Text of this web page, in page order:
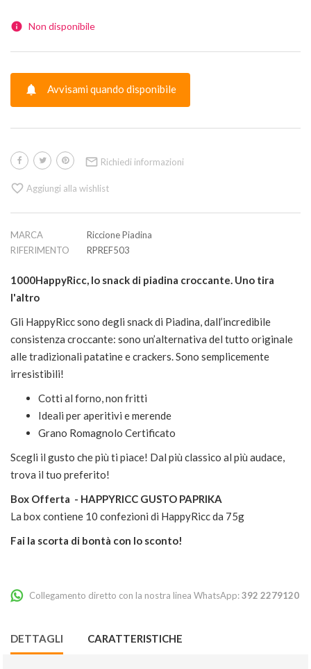
 Non disponibile
 Avvisami quando disponibile
 Richiedi informazioni
 Aggiungi alla wishlist
MARCA
Riccione Piadina
RIFERIMENTO
RPREF503
1000HappyRicc, lo snack di piadina croccante. Uno tira
l'altro
Gli HappyRicc sono degli snack di Piadina, dall’incredibile
consistenza croccante: sono un’alternativa del tutto originale
alle tradizionali patatine e crackers. Sono semplicemente
irresistibili!
Cotti al forno, non fritti
Ideali per aperitivi e merende
Grano Romagnolo Certificato
Scegli il gusto che più ti piace! Dal più classico al più audace,
trova il tuo preferito!
Box Offerta - HAPPYRICC GUSTO PAPRIKA
La box contiene 10 confezioni di HappyRicc da 75g
Fai la scorta di bontà con lo sconto!
Collegamento diretto con la nostra linea WhatsApp:392 2279120
DETTAGLI CARATTERISTICHE